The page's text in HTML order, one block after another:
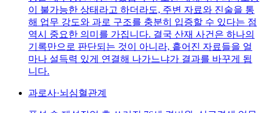
이 불가능한 상태라고 하더라도, 주변 자료와 진술을 통
해 업무 강도와 과로 구조를 충분히 입증할 수 있다는 점
역시 중요한 의미를 가집니다. 결국 산재 사건은 하나의
기록만으로 판단되는 것이 아니라, 흩어진 자료들을 얼
마나 설득력 있게 연결해 나가느냐가 결과를 바꾸게 됩
니다.
과로사·뇌심혈관계